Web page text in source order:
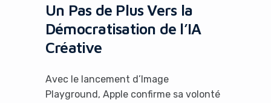
Un Pas de Plus Vers la
Démocratisation de l’IA
Créative
Avec le lancement d’Image
Playground, Apple confirme sa volonté